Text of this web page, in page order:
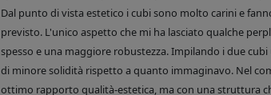
Dal punto di vista estetico i cubi sono molto carini e
previsto. L'unico aspetto che mi ha lasciato qualche
spesso e una maggiore robustezza. Impilando i due
di minore solidità rispetto a quanto immaginavo. Nel
ottimo rapporto qualità-estetica, ma con una struttura